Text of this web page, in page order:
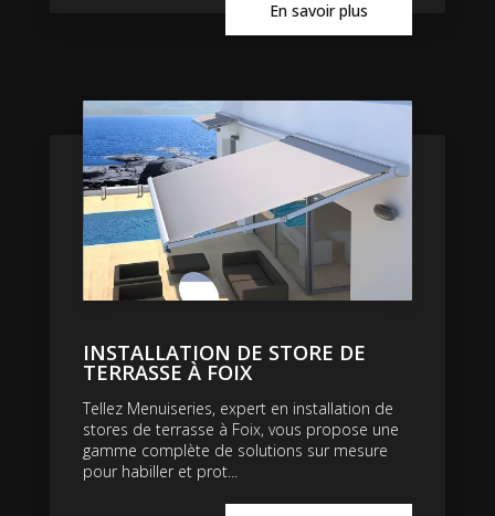
En savoir plus
INSTALLATION DE STORE DE
TERRASSE À FOIX
Tellez Menuiseries, expert en installation de
stores de terrasse à Foix, vous propose une
gamme complète de solutions sur mesure
pour habiller et prot...